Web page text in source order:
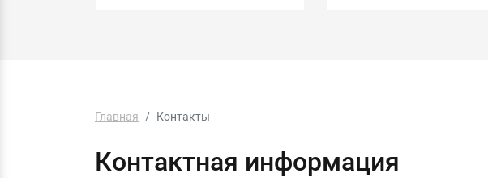
Главная Контакты
Контактная информация